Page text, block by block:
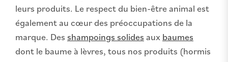
leurs produits. Le respect du bien-être animal est
également au cœur des préoccupations de la
marque. Des shampoings solides aux baumes
dont le baume à lèvres, tous nos produits (hormis